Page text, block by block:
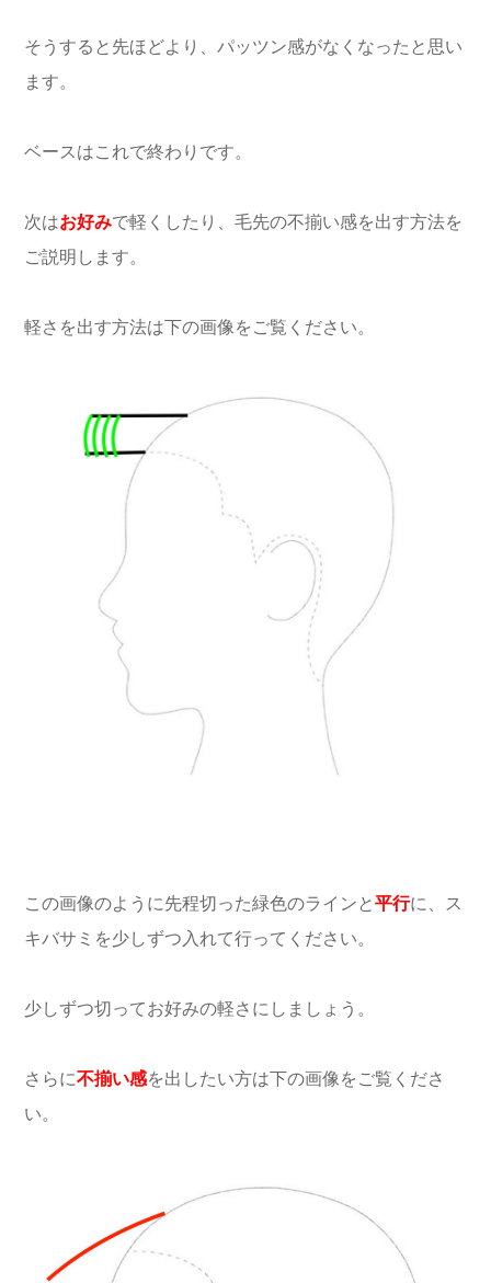
そうすると先ほどより、パッツン感がなくなったと思い
ます。
ベースはこれで終わりです。
次はお好みで軽くしたり、毛先の不揃い感を出す方法を
ご説明します。
軽さを出す方法は下の画像をご覧ください。
この画像のように先程切った緑色のラインと平行に、ス
キバサミを少しずつ入れて行ってください。
少しずつ切ってお好みの軽さにしましょう。
さらに不揃い感を出したい方は下の画像をご覧くださ
い。